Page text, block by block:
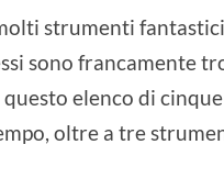
strumenti
sono francamente
elenco di
oltre a tre